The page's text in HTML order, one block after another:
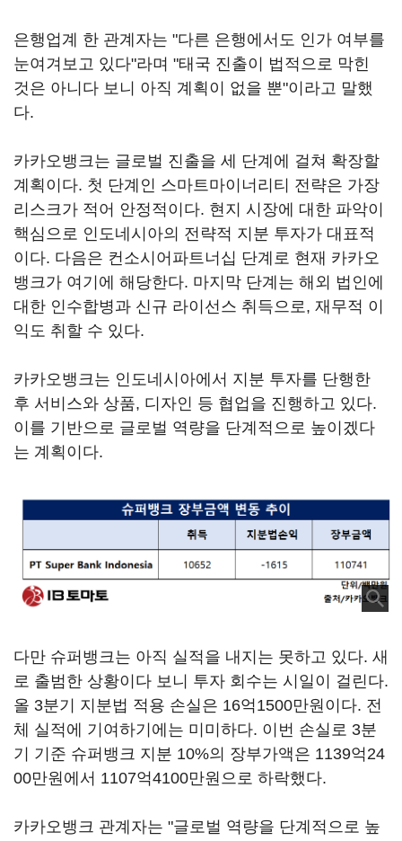
은행업계 한 관계자는 "다른 은행에서도 인가 여부를
눈여겨보고 있다"라며 "태국 진출이 법적으로 막힌
것은 아니다 보니 아직 계획이 없을 뿐"이라고 말했
다.
카카오뱅크는 글로벌 진출을 세 단계에 걸쳐 확장할
계획이다. 첫 단계인 스마트마이너리티 전략은 가장
리스크가 적어 안정적이다. 현지 시장에 대한 파악이
핵심으로 인도네시아의 전략적 지분 투자가 대표적
이다. 다음은 컨소시어파트너십 단계로 현재 카카오
뱅크가 여기에 해당한다. 마지막 단계는 해외 법인에
대한 인수합병과 신규 라이선스 취득으로, 재무적 이
익도 취할 수 있다.
카카오뱅크는 인도네시아에서 지분 투자를 단행한
후 서비스와 상품, 디자인 등 협업을 진행하고 있다.
이를 기반으로 글로벌 역량을 단계적으로 높이겠다
는 계획이다.
다만 슈퍼뱅크는 아직 실적을 내지는 못하고 있다. 새
로 출범한 상황이다 보니 투자 회수는 시일이 걸린다.
올 3분기 지분법 적용 손실은 16억1500만원이다. 전
체 실적에 기여하기에는 미미하다. 이번 손실로 3분
기 기준 슈퍼뱅크 지분 10%의 장부가액은 1139억24
00만원에서 1107억4100만원으로 하락했다.
카카오뱅크 관계자는 "글로벌 역량을 단계적으로 높